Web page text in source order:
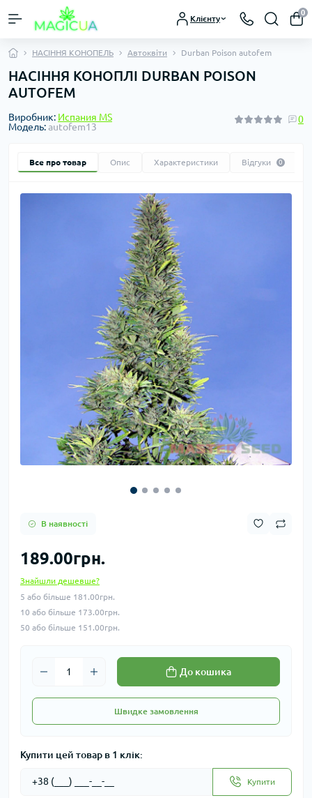
Клієнту
0
НАСІННЯ КОНОПЕЛЬ Автоквіти Durban Poison autofem
НАСІННЯ КОНОПЛІ DURBAN POISON
AUTOFEM
Виробник: Испания MS
Модель:autofem13
0
Все про товар Опис Характеристики Відгуки 0
В наявності
189.00грн.
Знайшли дешевше?
5 або більше 181.00грн.
10 або більше 173.00грн.
50 або більше 151.00грн.
До кошика
Швидке замовлення
Купити цей товар в 1 клік:
Купити